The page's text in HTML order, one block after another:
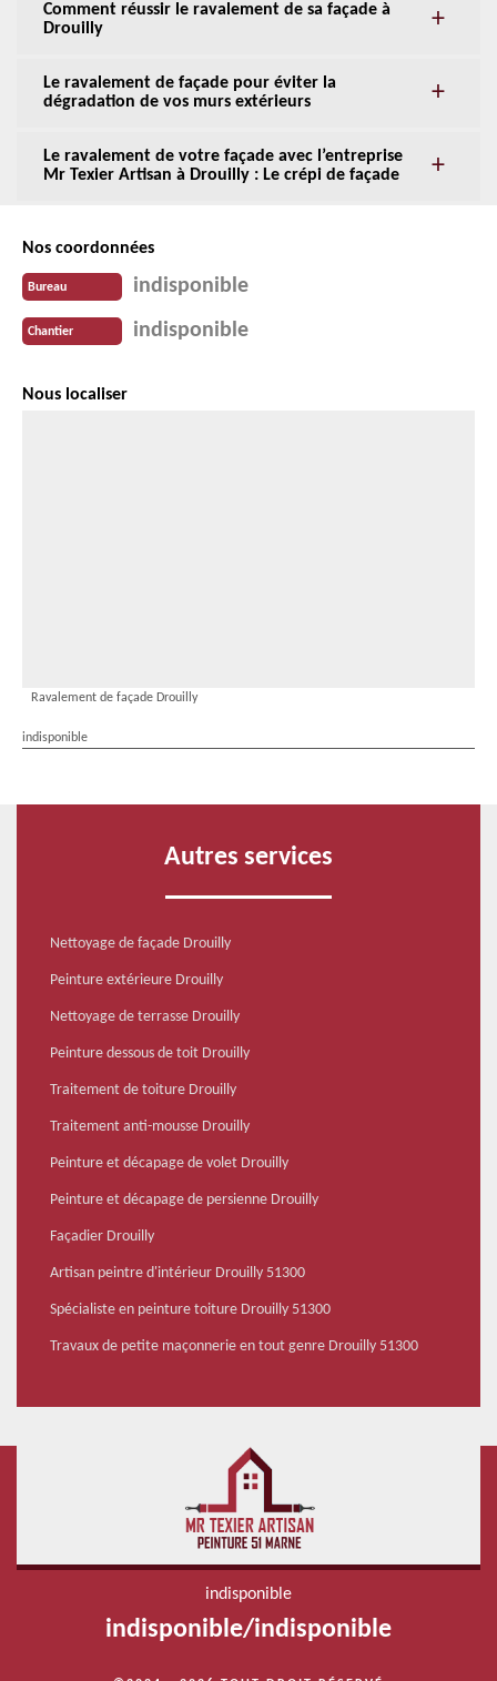
Comment réussir le ravalement de sa façade à
Drouilly
Le ravalement de façade pour éviter la
dégradation de vos murs extérieurs
Le ravalement de votre façade avec l’entreprise
Mr Texier Artisan à Drouilly : Le crépi de façade
Nos coordonnées
Bureau indisponible
Chantier indisponible
Nous localiser
Ravalement de façade Drouilly
indisponible
Autres services
Nettoyage de façade Drouilly
Peinture extérieure Drouilly
Nettoyage de terrasse Drouilly
Peinture dessous de toit Drouilly
Traitement de toiture Drouilly
Traitement anti-mousse Drouilly
Peinture et décapage de volet Drouilly
Peinture et décapage de persienne Drouilly
Façadier Drouilly
Artisan peintre d'intérieur Drouilly 51300
Spécialiste en peinture toiture Drouilly 51300
Travaux de petite maçonnerie en tout genre Drouilly 51300
indisponible
indisponible/indisponible